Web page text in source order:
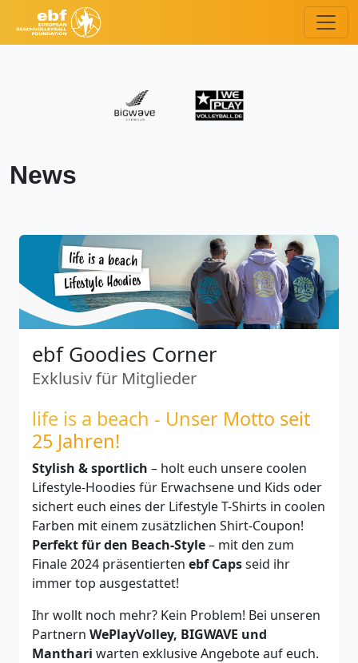
News
ebf Goodies Corner
Exklusiv für Mitglieder
life is a beach - Unser Motto seit
25 Jahren!
Stylish & sportlich – holt euch unsere coolen
Lifestyle-Hoodies für Erwachsene und Kids oder
sichert euch eines der Lifestyle T-Shirts in coolen
Farben mit einem zusätzlichen Shirt-Coupon!
Perfekt für den Beach-Style– mit den zum
Finale 2024 präsentierten ebf Capsseid ihr
immer top ausgestattet!
Ihr wollt noch mehr? Kein Problem! Bei unseren
Partnern WePlayVolley, BIGWAVE und
Manthari warten exklusive Angebote auf euch.